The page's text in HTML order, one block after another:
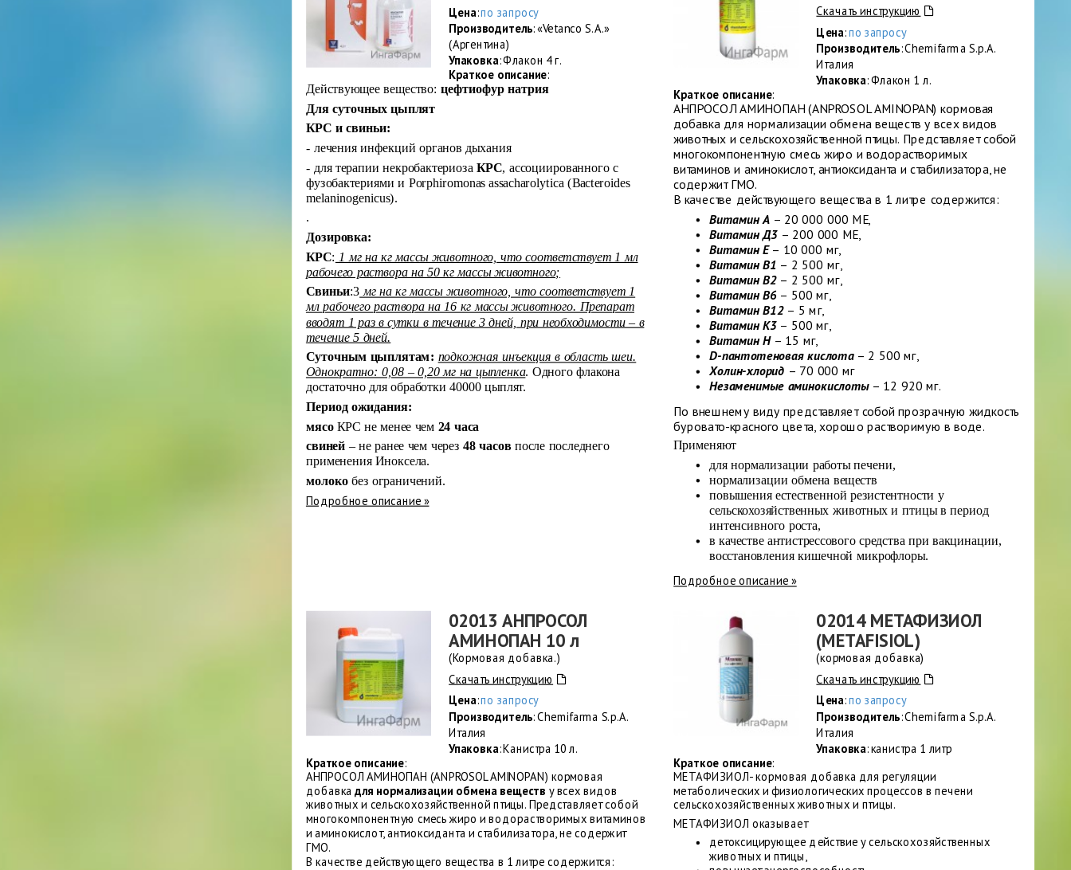
Цена:по запросу
Производитель: «Vetanco S.A.»
(Аргентина)
Упаковка: Флакон 4 г.
Краткое описание:
Действующее вещество:цефтиофур натрия
Для суточных цыплят
КРС и свиньи:
- лечения инфекций органов дыхания
- для терапии некробактериоза КРС, ассоциированного с
фузобактериями и Porphiromonas assacharolytica (Bacteroides
melaninogenicus).
.
Дозировка:
КРС: 1 мг на кг массы животного, что соответствует 1 мл
рабочего раствора на 50 кг массы животного;
Свиньи:3 мг на кг массы животного, что соответствует 1
мл рабочего раствора на 16 кг массы животного. Препарат
вводят 1 раз в сутки в течение 3 дней, при необходимости – в
течение 5 дней.
Суточным цыплятам: подкожная инъекция в область шеи.
Однократно: 0,08 – 0,20 мг на цыпленка. Одного флакона
достаточно для обработки 40000 цыплят.
Период ожидания:
мясоКРС не менее чем 24 часа
свиней – не ранее чем через48 часовпосле последнего
применения Иноксела.
молокобез ограничений.
Подробное описание »
Скачать инструкцию
Цена:по запросу
Производитель: Chemifarma S.p.A.
Италия
Упаковка: Флакон 1 л.
Краткое описание:
АНПРОСОЛ АМИНОПАН (ANPROSOL AMINOPAN) кормовая
добавка для нормализации обмена веществ у всех видов
животных и сельскохозяйственной птицы. Представляет собой
многокомпонентную смесь жиро и водорастворимых
витаминов и аминокислот, антиоксиданта и стабилизатора, не
содержит ГМО.
В качестве действующего вещества в 1 литре содержится:
Витамин А – 20 000 000 МЕ,
Витамин Д3 – 200 000 МЕ,
Витамин Е– 10 000 мг,
Витамин В1 – 2 500 мг,
Витамин В2 – 2 500 мг,
Витамин В6 – 500 мг,
Витамин В12 – 5 мг,
Витамин К3 – 500 мг,
Витамин Н– 15 мг,
D-пантотеновая кислота– 2 500 мг,
Холин-хлорид – 70 000 мг
Незаменимые аминокислоты– 12 920 мг.
По внешнему виду представляет собой прозрачную жидкость
буровато-красного цвета, хорошо растворимую в воде.
Применяют
для нормализации работы печени,
нормализации обмена веществ
повышения естественной резистентности у
сельскохозяйственных животных и птицы в период
интенсивного роста,
в качестве антистрессового средства при вакцинации,
восстановления кишечной микрофлоры.
Подробное описание »
02013 АНПРОСОЛ
АМИНОПАН 10 л
(Кормовая добавка.)
Скачать инструкцию
Цена:по запросу
Производитель: Chemifarma S.p.A.
Италия
Упаковка: Канистра 10 л.
Краткое описание:
АНПРОСОЛ АМИНОПАН (ANPROSOL AMINOPAN) кормовая
добавкадля нормализации обмена веществ у всех видов
животных и сельскохозяйственной птицы. Представляет собой
многокомпонентную смесь жиро и водорастворимых витаминов
и аминокислот, антиоксиданта и стабилизатора, не содержит
ГМО.
В качестве действующего вещества в 1 литре содержится:
02014 МЕТАФИЗИОЛ
(METAFISIOL)
(кормовая добавка)
Скачать инструкцию
Цена:по запросу
Производитель: Chemifarma S.p.A.
Италия
Упаковка: канистра 1 литр
Краткое описание:
МЕТАФИЗИОЛ- кормовая добавка для регуляции
метаболических и физиологических процессов в печени
сельскохозяйственных животных и птицы.
МЕТАФИЗИОЛ оказывает
детоксицирующее действие у сельскохозяйственных
животных и птицы,